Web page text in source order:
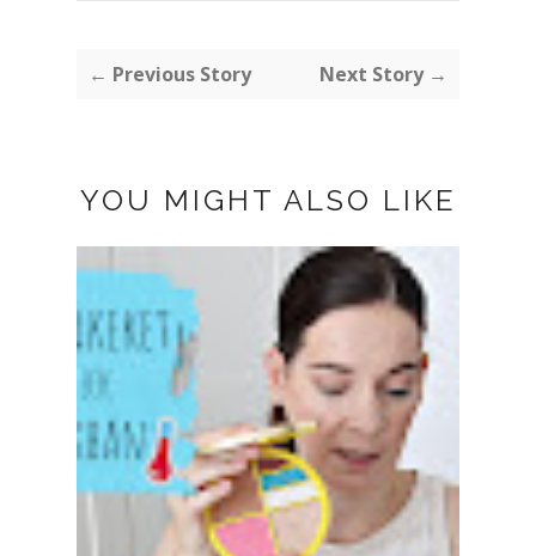
← Previous Story Next Story →
YOU MIGHT ALSO LIKE